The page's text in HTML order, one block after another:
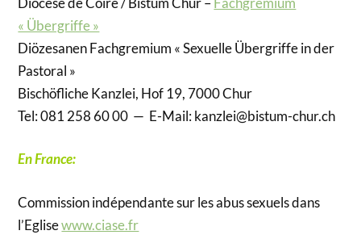
« Übergriffe »
Diözesanen Fachgremium « Sexuelle Übergriffe in der
Pastoral »
Bischöfliche Kanzlei, Hof 19, 7000 Chur
Tel: 081 258 60 00 — E-Mail: kanzlei@bistum-chur.ch
En France:
Commission indépendante sur les abus sexuels dans
l’Eglisewww.ciase.fr